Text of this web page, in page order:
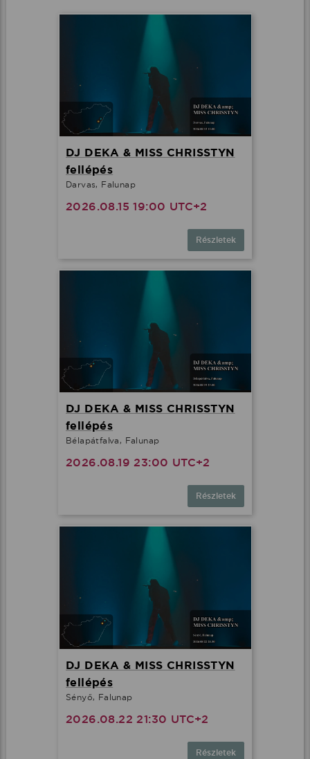
DJ DEKA & MISS CHRISSTYN
fellépés
Darvas, Falunap
2026.08.15 19:00 UTC+2
Részletek
DJ DEKA & MISS CHRISSTYN
fellépés
Bélapátfalva, Falunap
2026.08.19 23:00 UTC+2
Részletek
DJ DEKA & MISS CHRISSTYN
fellépés
Sényő, Falunap
2026.08.22 21:30 UTC+2
Részletek